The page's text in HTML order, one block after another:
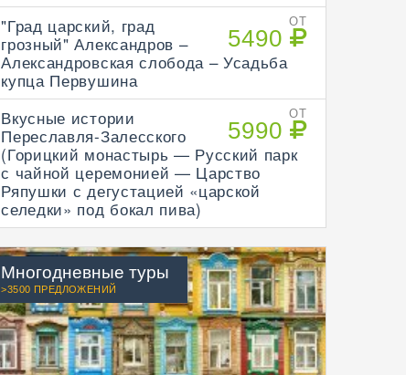
ОТ
5490
"Град царский, град
грозный" Александров –
Александровская слобода – Усадьба
купца Первушина
ОТ
5990
Вкусные истории
Переславля-Залесского
(Горицкий монастырь — Русский парк
с чайной церемонией — Царство
Ряпушки с дегустацией «царской
селедки» под бокал пива)
Многодневные туры
>3500 ПРЕДЛОЖЕНИЙ